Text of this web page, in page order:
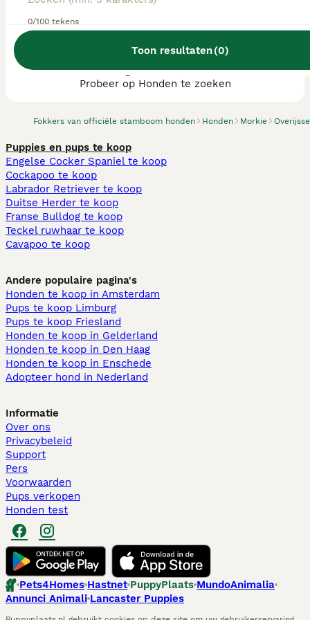
0/100 tekens
Toon resultaten(0)
Fokkers van officiële stamboom honden Honden Morkie
We hebben 0 Morkie fokkers, Losser
gevonden.
Probeer op Honden te zoeken
Puppies en pups te koop
Engelse Cocker Spaniel te koop
Cockapoo te koop
Labrador Retriever te koop
Duitse Herder te koop
Franse Bulldog te koop
Teckel ruwhaar te koop
Cavapoo te koop
Andere populaire pagina's
Honden te koop in Amsterdam
Pups te koop Limburg​
Pups te koop Friesland​
Honden te koop in Gelderland
Honden te koop in Den Haag
Honden te koop in Enschede
Adopteer hond in Nederland
Informatie
Over ons
Privacybeleid
Support
Pers
Voorwaarden
Pups verkopen
Honden test
Pets4Homes Hastnet PuppyPlaats MundoAnimalia
Annunci Animali Lancaster Puppies